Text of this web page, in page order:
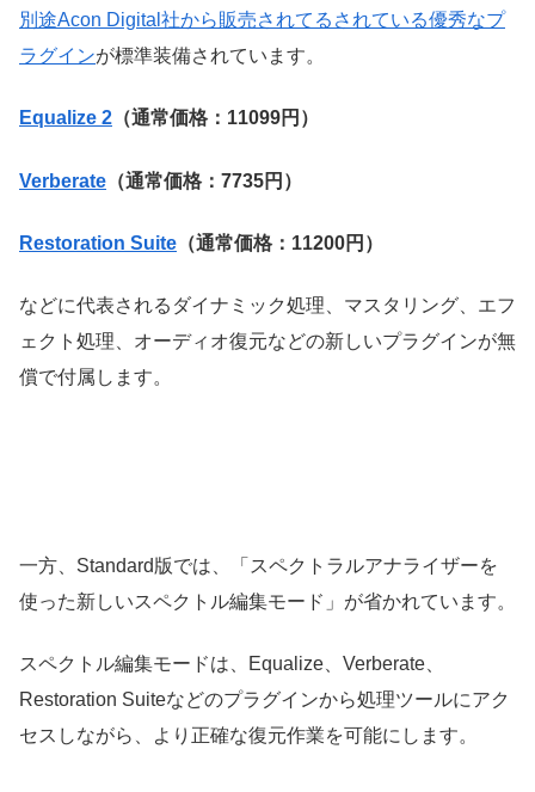
別途Acon Digital社から販売されてるされている優秀なプ
ラグインが標準装備されています。
Equalize 2 （通常価格：11099円）
Verberate （通常価格：7735円）
Restoration Suite （通常価格：11200円）
などに代表されるダイナミック処理、マスタリング、エフ
ェクト処理、オーディオ復元などの新しいプラグインが無
償で付属します。
一方、Standard版では、「スペクトラルアナライザーを
使った新しいスペクトル編集モード」が省かれています。
スペクトル編集モードは 、Equalize、Verberate、
Restoration Suiteなどのプラグインから処理ツールにアク
セスしながら、より正確な復元作業を可能にします。